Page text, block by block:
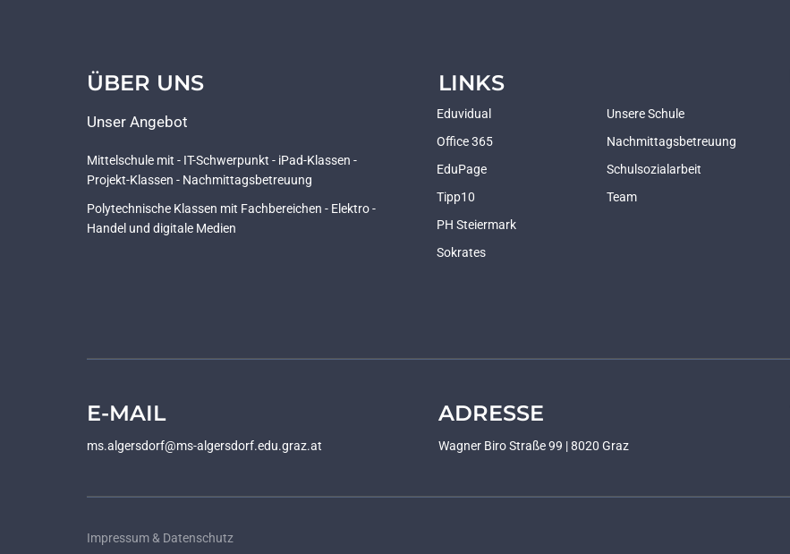
ÜBER UNS
Unser Angebot
Mittelschule mit - IT-Schwerpunkt - iPad-Klassen -
Projekt-Klassen - Nachmittagsbetreuung
Polytechnische Klassen mit Fachbereichen - Elektro -
Handel und digitale Medien
LINKS
Eduvidual
Office 365
EduPage
Tipp10
PH Steiermark
Sokrates
Unsere Schule
Nachmittagsbetreuung
Schulsozialarbeit
Team
E-MAIL
ms.algersdorf@ms-algersdorf.edu.graz.at
ADRESSE
Wagner Biro Straße 99 | 8020 Graz
Impressum & Datenschutz